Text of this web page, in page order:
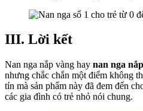
III. Lời kết
Nan nga nắp vàng hay nan nga
nhưng chắc chắn một điểm không
tín mà sản phẩm này đã đem đến
các gia đình có trẻ nhỏ nói chung.